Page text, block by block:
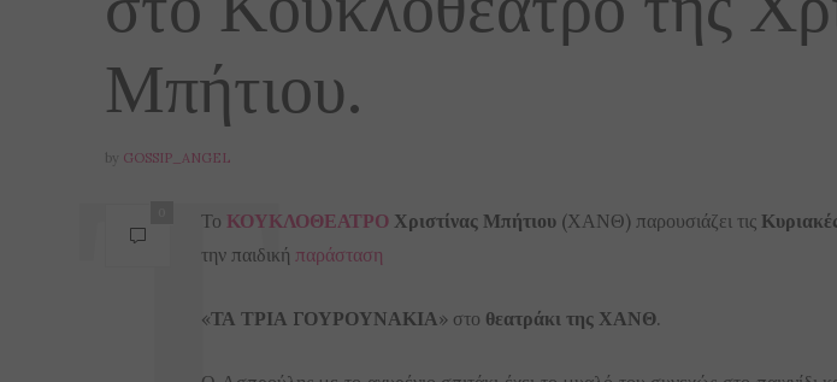
Μπήτιου.
by GOSSIP_ANGEL
Το ΚΟΥΚΛΟΘΕΑΤΡΟ Χριστίνας Μπήτιου (ΧΑΝΘ) παρουσιάζει τις
την παιδική παράσταση
«ΤΑ ΤΡΙΑ ΓΟΥΡΟΥΝΑΚΙΑ» στο θεατράκι της ΧΑΝΘ.